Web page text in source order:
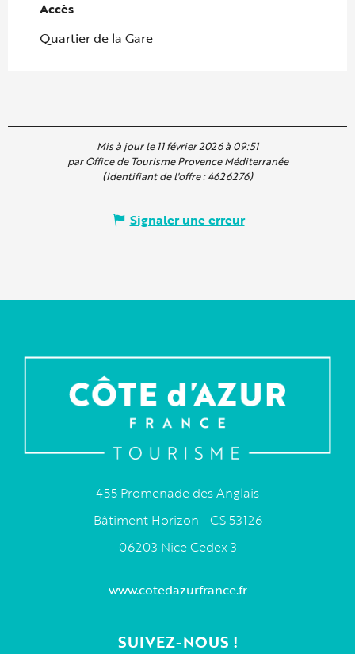
Accès
Accès
Quartier de la Gare
Mis à jour le 11 février 2026 à 09:51
par Office de Tourisme Provence Méditerranée
(Identifiant de l'offre :4626276)
Signaler une erreur
455 Promenade des Anglais
Bâtiment Horizon - CS 53126
06203 Nice Cedex 3
www.cotedazurfrance.fr
SUIVEZ-NOUS !